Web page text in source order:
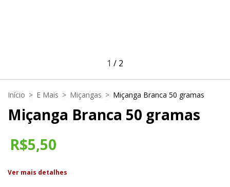
1 / 2
Início > E Mais > Miçangas > Miçanga Branca 50 gramas
Miçanga Branca 50 gramas
R$5,50
Ver mais detalhes